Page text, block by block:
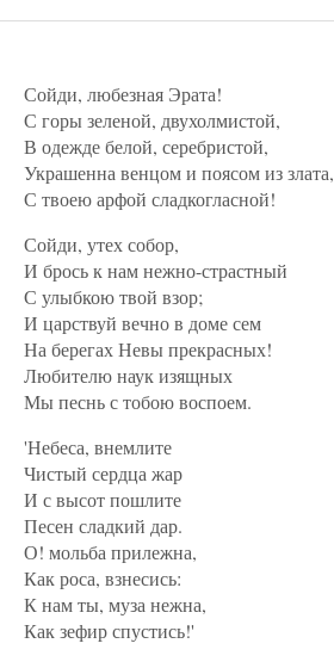
Сойди, любезная Эрата!
С горы зеленой, двухолмистой,
В одежде белой, серебристой,
Украшенна венцом и поясом из злата,
С твоею арфой сладкогласной!
Сойди, утех собор,
И брось к нам нежно-страстный
С улыбкою твой взор;
И царствуй вечно в доме сем
На берегах Невы прекрасных!
Любителю наук изящных
Мы песнь с тобою воспоем.
'Небеса, внемлите
Чистый сердца жар
И с высот пошлите
Песен сладкий дар.
О! мольба прилежна,
Как роса, взнесись:
К нам ты, муза нежна,
Как зефир спустись!'